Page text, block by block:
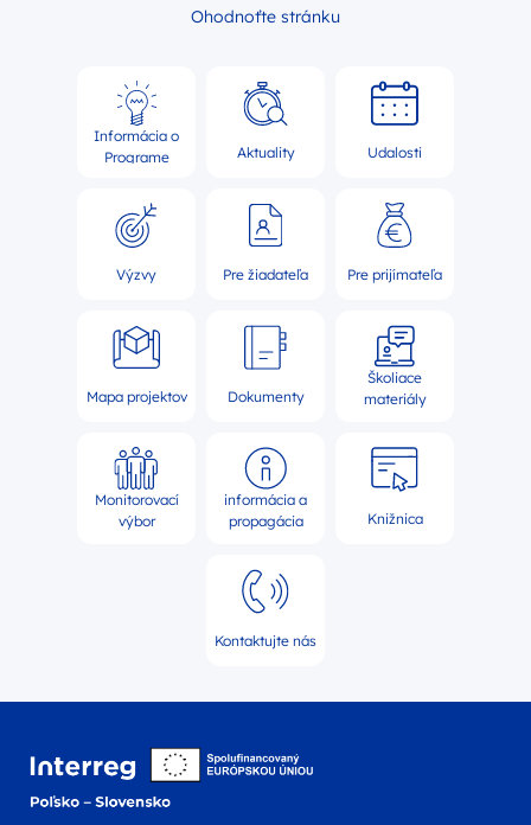
Ohodnoťte stránku
Informácia o
Programe
Aktuality Udalosti
Výzvy Pre žiadateľa Pre prijímateľa
Mapa projektov Dokumenty
Školiace
materiály
Monitorovací
výbor
informácia a
propagácia
Knižnica
Kontaktujte nás